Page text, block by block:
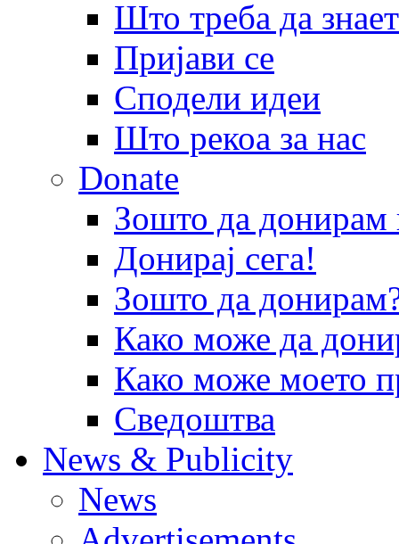
Што треба да
Пријави се
Сподели идеи
Што рекоа за нас
Donate
Зошто да
Донирај сега!
Зошто да
Како може да
Како може моето
Сведоштва
News & Publicity
News